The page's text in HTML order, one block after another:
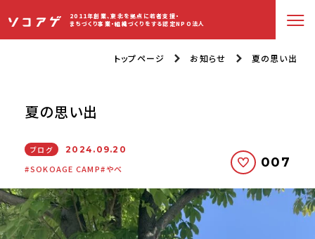
2011年創業、東北を拠点に若者支援・
まちづくり事業・組織づくりをする認定NPO法人
トップページ お知らせ 夏の思い出
夏の思い出
ブログ 2024.09.20
SOKOAGE CAMP やべ 007